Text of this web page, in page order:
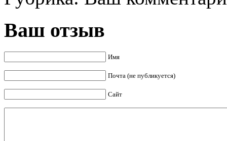
Ваш отзыв
Имя
Почта (не публикуется)
Сайт